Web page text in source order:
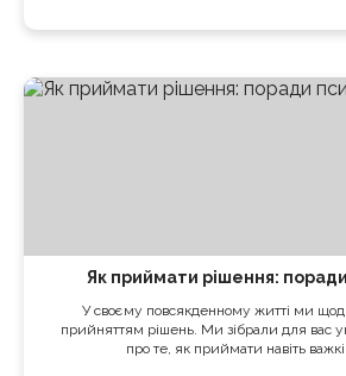
Як приймати рішення: поради
У своєму повсякденному житті ми
прийняттям рішень. Ми зібрали для вас
про те, як приймати навіть